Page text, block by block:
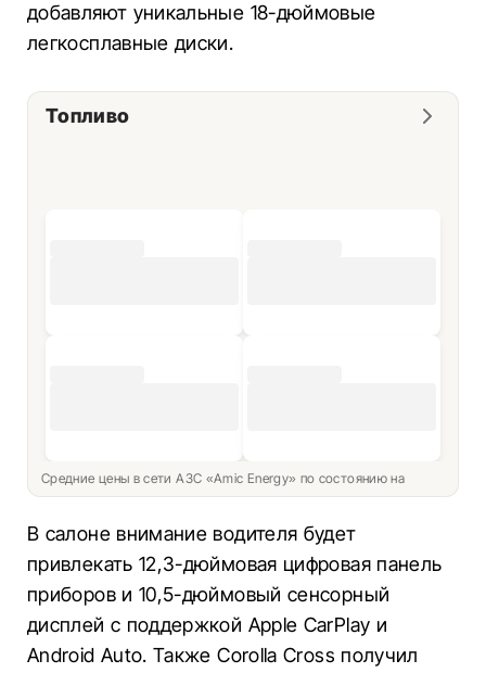
добавляют уникальные 18-дюймовые
легкосплавные диски.
Топливо
Средние цены в сети АЗС «Amic Energy» по состоянию на
В салоне внимание водителя будет
привлекать 12,3-дюймовая цифровая панель
приборов и 10,5-дюймовый сенсорный
дисплей с поддержкой Apple CarPlay и
Android Auto. Также Corolla Cross получил